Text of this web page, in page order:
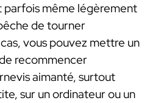
parfois même légèrement
de tourner
vous pouvez mettre un
recommencer
aimanté, surtout
sur un ordinateur ou un